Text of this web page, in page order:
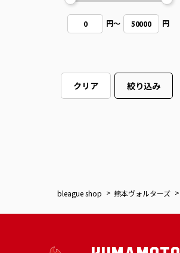
0 円～ 50000 円
クリア 絞り込み
bleague shop 熊本ヴォルターズ